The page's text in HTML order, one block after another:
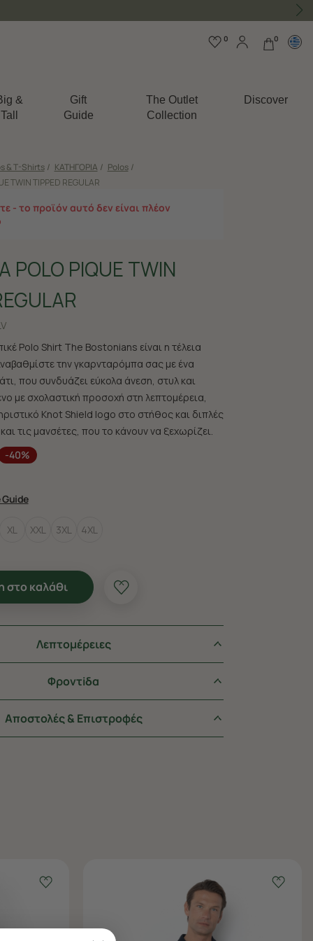
0 0
&
Tall
Gift
Guide
The Outlet
Collection
Discover
& T-Shirts / ΚΑΤΗΓΟΡΙΑ / Polos /
TWIN TIPPED REGULAR
- το προϊόν αυτό δεν είναι πλέον
PIQUE TWIN
Polo Shirt The Bostonians είναι η τέλεια
την γκαρνταρόμπα σας με ένα
που συνδυάζει εύκολα άνεση, στυλ και
με σχολαστική προσοχή στη λεπτομέρεια,
Knot Shield logo στο στήθος και διπλές
τις μανσέτες, που το κάνουν να ξεχωρίζει.
-40%
Guide
XL XXL 3XL 4XL
στο καλάθι
Λεπτομέρειες
Φροντiδα
Αποστολές & Επιστροφές